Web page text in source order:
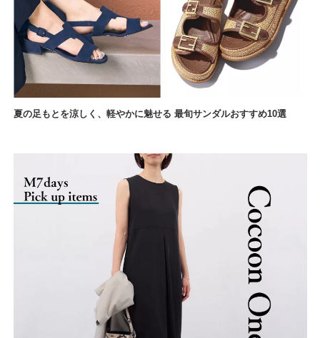
夏の足もとを涼しく、軽やかに魅せる 最旬サンダルおすすめ10選